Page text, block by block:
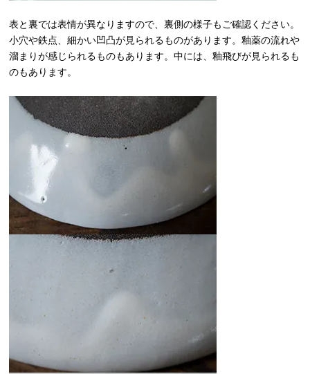
表と裏では表情が異なりますので、裏側の様子もご確認ください。
小穴や鉄点、細かい凹凸が見られるものがあります。釉薬の流れや
溜まりが感じられるものもあります。中には、釉飛びが見られるも
のもあります。